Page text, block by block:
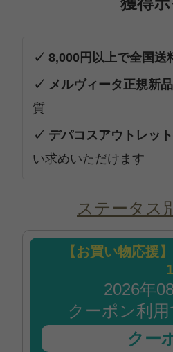
✓ 8,000円以上で全国送
✓ メルヴィータ正規新
質
✓ デパコスアウトレッ
い求めいただけます
ステータス
【お買い物応援
2026年
クーポン利
クー